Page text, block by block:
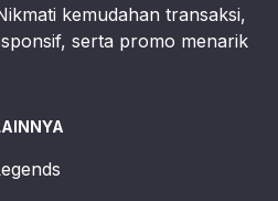
kemudahan transaksi,
serta promo menarik